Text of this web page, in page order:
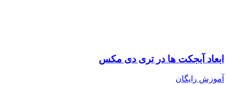
ابعاد آبجکت ها در تری دی مکس
آموزش رایگان